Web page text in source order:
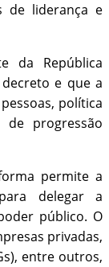
de liderança e
da República
e que a
política
progressão
permite a
delegar a
público. O
privadas,
entre outros,